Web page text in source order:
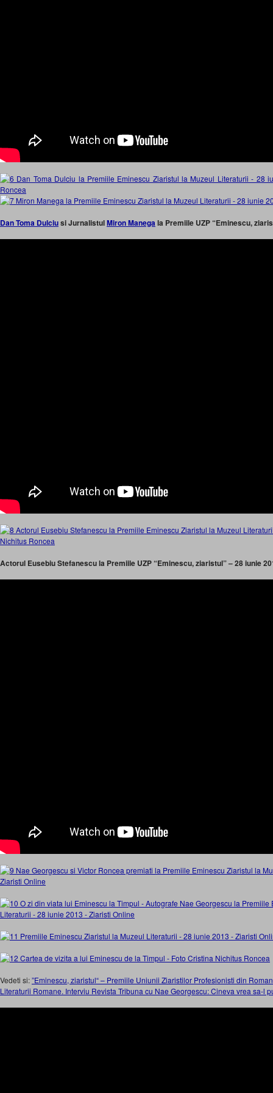
Dan Toma Dulciusi JurnalistulMiron Manegala Premiile UZP “Eminescu,
Actorul Eusebiu Stefanescu la Premiile UZP “Eminescu, ziaristul” – 28 iunie
Vedeti si:”Eminescu, ziaristul“ – Premiile Uniunii Ziaristilor Profesionisti din
Literaturii Romane. Interviu Revista Tribuna cu Nae Georgescu: Cineva vrea sa-l